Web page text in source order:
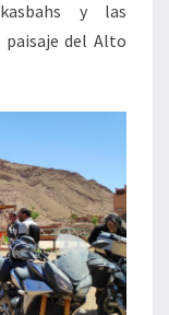
y las
paisaje del Alto